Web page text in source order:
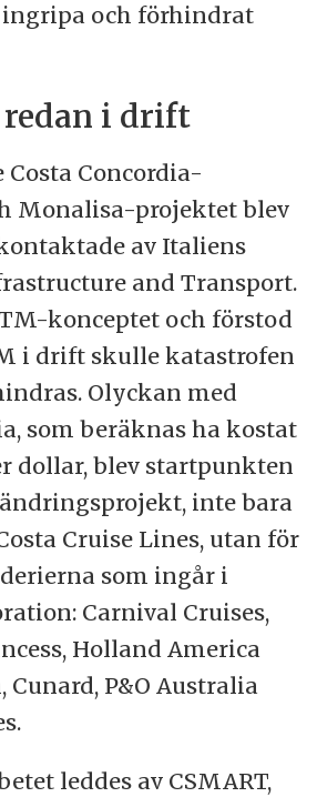
och förhindrat
i drift
Concordia-
Monalisa-projektet blev
av Italiens
and Transport.
konceptet och förstod
i drift skulle katastrofen
Olyckan med
som beräknas ha kostat
dollar, blev startpunkten
inte bara
Cruise Lines, utan för
som ingår i
Carnival Cruises,
Holland America
Cunard, P&O Australia
leddes av CSMART,